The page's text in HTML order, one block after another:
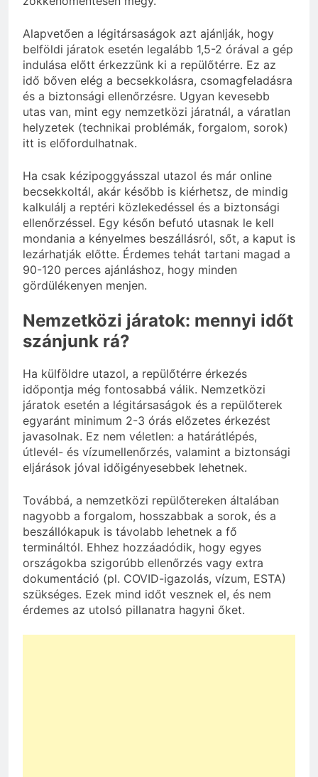
Alapvetően a légitársaságok azt ajánlják, hogy
belföldi járatok esetén legalább 1,5-2 órával a gép
indulása előtt érkezzünk ki a repülőtérre. Ez az
idő bőven elég a becsekkolásra, csomagfeladásra
és a biztonsági ellenőrzésre. Ugyan kevesebb
utas van, mint egy nemzetközi járatnál, a váratlan
helyzetek (technikai problémák, forgalom, sorok)
itt is előfordulhatnak.
Ha csak kézipoggyásszal utazol és már online
becsekkoltál, akár később is kiérhetsz, de mindig
kalkulálj a reptéri közlekedéssel és a biztonsági
ellenőrzéssel. Egy későn befutó utasnak le kell
mondania a kényelmes beszállásról, sőt, a kaput is
lezárhatják előtte. Érdemes tehát tartani magad a
90-120 perces ajánláshoz, hogy minden
gördülékenyen menjen.
Nemzetközi járatok: mennyi időt
szánjunk rá?
Ha külföldre utazol, a repülőtérre érkezés
időpontja még fontosabbá válik. Nemzetközi
járatok esetén a légitársaságok és a repülőterek
egyaránt minimum 2-3 órás előzetes érkezést
javasolnak. Ez nem véletlen: a határátlépés,
útlevél- és vízumellenőrzés, valamint a biztonsági
eljárások jóval időigényesebbek lehetnek.
Továbbá, a nemzetközi repülőtereken általában
nagyobb a forgalom, hosszabbak a sorok, és a
beszállókapuk is távolabb lehetnek a fő
termináltól. Ehhez hozzáadódik, hogy egyes
országokba szigorúbb ellenőrzés vagy extra
dokumentáció (pl. COVID-igazolás, vízum, ESTA)
szükséges. Ezek mind időt vesznek el, és nem
érdemes az utolsó pillanatra hagyni őket.